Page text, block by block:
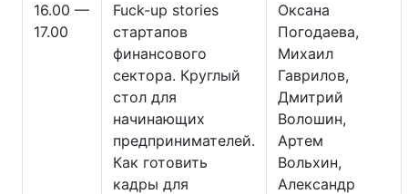
16.00 —
17.00
Fuck-up stories
стартапов
финансового
сектора. Круглый
стол для
начинающих
предпринимателей.
Как готовить
кадры для
Оксана
Погодаева,
Михаил
Гаврилов,
Дмитрий
Волошин,
Артем
Вольхин,
Александр